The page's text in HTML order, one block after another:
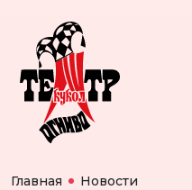
Главная Новости